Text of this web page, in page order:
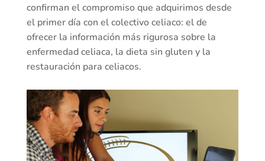
confirman el compromiso que adquirimos desde
el primer día con el colectivo celiaco: el de
ofrecer la información más rigurosa sobre la
enfermedad celiaca, la dieta sin gluten y la
restauración para celiacos.